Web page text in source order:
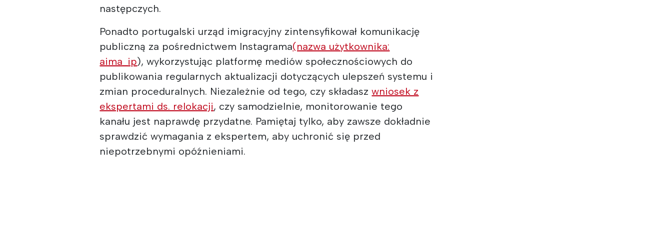
następczych.
Ponadto portugalski urząd imigracyjny zintensyfikował komunikację
publiczną za pośrednictwem Instagrama(nazwa użytkownika:
aima_ip), wykorzystując platformę mediów społecznościowych do
publikowania regularnych aktualizacji dotyczących ulepszeń systemu i
zmian proceduralnych. Niezależnie od tego, czy składaszwniosek z
ekspertami ds. relokacji, czy samodzielnie, monitorowanie tego
kanału jest naprawdę przydatne. Pamiętaj tylko, aby zawsze dokładnie
sprawdzić wymagania z ekspertem, aby uchronić się przed
niepotrzebnymi opóźnieniami.